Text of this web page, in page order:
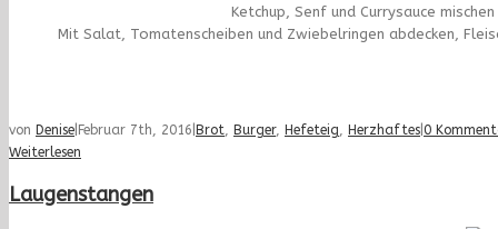
Ketchup, Senf und Currysauce
Mit Salat, Tomatenscheiben und Zwiebelringen abdecken,
von Denise Februar 7th, 2016 Brot, Burger, Hefeteig, Herzhaftes 0
Weiterlesen
Laugenstangen